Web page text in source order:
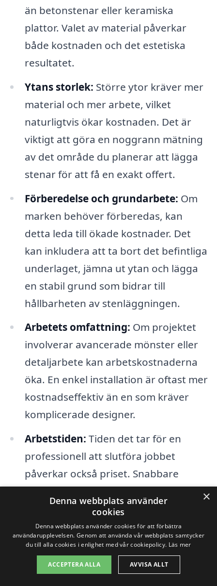
än betonstenar eller keramiska
plattor. Valet av material påverkar
både kostnaden och det estetiska
resultatet.
Ytans storlek: Större ytor kräver mer
material och mer arbete, vilket
naturligtvis ökar kostnaden. Det är
viktigt att göra en noggrann mätning
av det område du planerar att lägga
stenar för att få en exakt offert.
Förberedelse och grundarbete: Om
marken behöver förberedas, kan
detta leda till ökade kostnader. Det
kan inkludera att ta bort det befintliga
underlaget, jämna ut ytan och lägga
en stabil grund som bidrar till
hållbarheten av stenläggningen.
Arbetets omfattning: Om projektet
involverar avancerade mönster eller
detaljarbete kan arbetskostnaderna
öka. En enkel installation är oftast mer
kostnadseffektiv än en som kräver
komplicerade designer.
Arbetstiden: Tiden det tar för en
professionell att slutföra jobbet
påverkar också priset. Snabbare
arbeten kan kosta mer om de kräver
fler resurser eller en större
arbetsgrupp.
Genom att ta hänsyn till dessa faktorer
kan du få en mer tydlig bild av priset för
×
Denna webbplats använder
cookies
Denna webbplats använder cookies för att förbättra
användarupplevelsen. Genom att använda vår webbplats samtycker
du till alla cookies i enlighet med vår cookiepolicy. Läs mer
ACCEPTERA ALLA AVVISA ALLT